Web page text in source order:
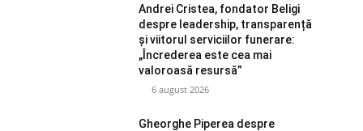
Andrei Cristea, fondator Beligi
despre leadership, transparență
și viitorul serviciilor funerare:
„Încrederea este cea mai
valoroasă resursă”
6 august 2026
Gheorghe Piperea despre